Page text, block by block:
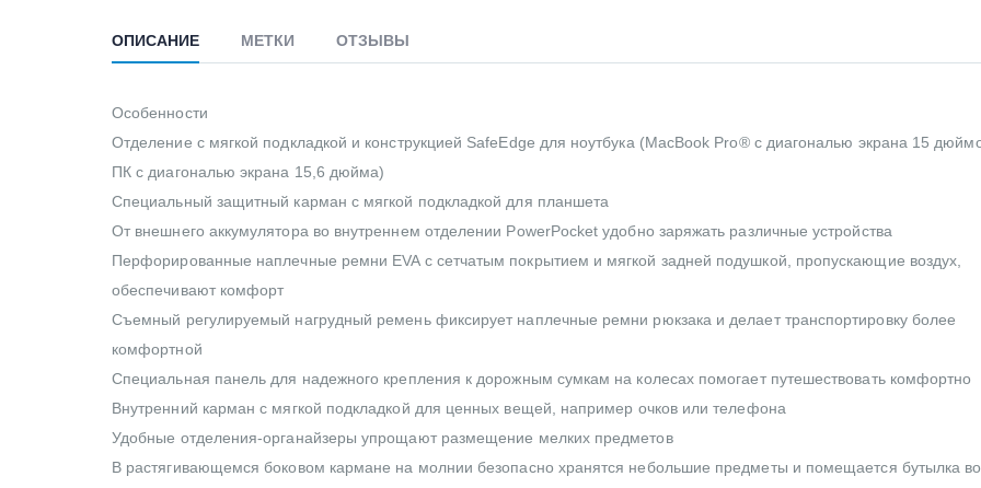
ОПИСАНИЕ МЕТКИ ОТЗЫВЫ
Особенности
Отделение с мягкой подкладкой и конструкцией SafeEdge для ноутбука (MacBook Pro® с диагональю экрана 15
ПК с диагональю экрана 15,6 дюйма)
Специальный защитный карман с мягкой подкладкой для планшета
От внешнего аккумулятора во внутреннем отделении PowerPocket удобно заряжать различные устройства
Перфорированные наплечные ремни EVA с сетчатым покрытием и мягкой задней подушкой, пропускающие воздух,
обеспечивают комфорт
Съемный регулируемый нагрудный ремень фиксирует наплечные ремни рюкзака и делает транспортировку более
комфортной
Специальная панель для надежного крепления к дорожным сумкам на колесах помогает путешествовать комфортно
Внутренний карман с мягкой подкладкой для ценных вещей, например очков или телефона
Удобные отделения-органайзеры упрощают размещение мелких предметов
В растягивающемся боковом кармане на молнии безопасно хранятся небольшие предметы и помещается бутылка